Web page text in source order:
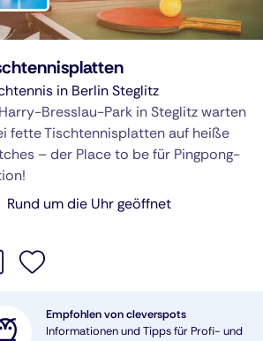
in Berlin Steglitz
Bresslau-Park in Steglitz warten
fette Tischtennisplatten auf heiße
– der Place to be für Pingpong-
Rund um die Uhr geöffnet
Empfohlen von cleverspots
Informationen und Tipps für Profi- und